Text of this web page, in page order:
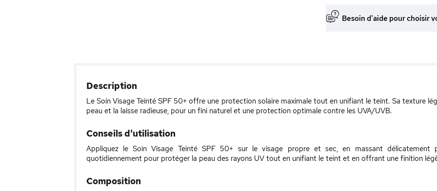
Besoin d'aide pour choisir
Description
Le Soin Visage Teinté SPF 50+ offre une protection solaire maximale tout en unifiant le teint. Sa texture
peau et la laisse radieuse, pour un fini naturel et une protection optimale contre les UVA/UVB.
Conseils d'utilisation
Appliquez le Soin Visage Teinté SPF 50+ sur le visage propre et sec, en massant délicatement
quotidiennement pour protéger la peau des rayons UV tout en unifiant le teint et en offrant une finition
Composition